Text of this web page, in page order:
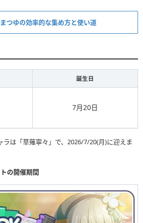
つゆの効率的な集め方と使い道
誕生日
7月20日
は「草薙寧々」で、2026/7/20(月)に迎えま
の開催期間